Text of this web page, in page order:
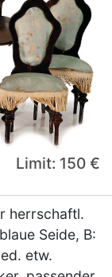
Limit: 150 €
herrschaftl.
Seide, B:
etw.